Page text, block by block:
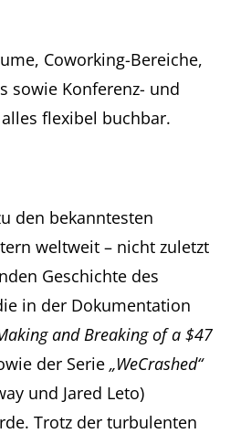
Coworking-Bereiche,
sowie Konferenz- und
flexibel buchbar.
den bekanntesten
weltweit – nicht zuletzt
Geschichte des
in der Dokumentation
and Breaking of a $47
der Serie „WeCrashed“
und Jared Leto)
Trotz der turbulenten